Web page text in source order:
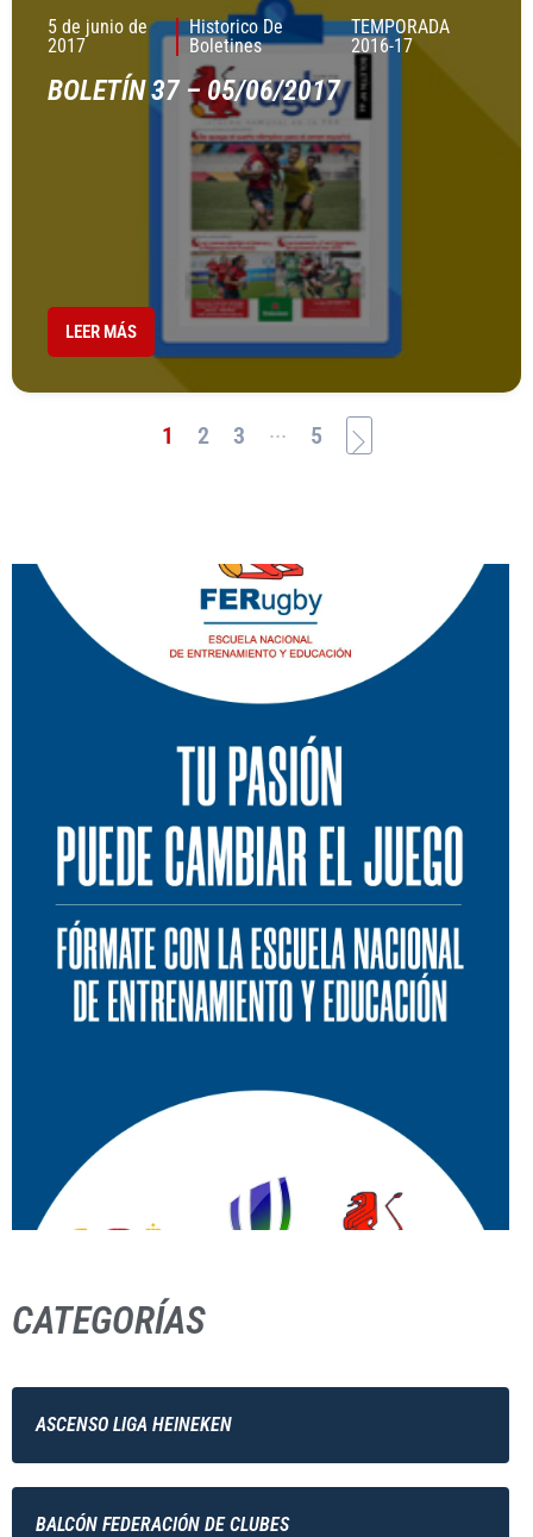
5 de junio de
2017
Historico De
Boletines
TEMPORADA
2016-17
BOLETÍN 37 – 05/06/2017
LEER MÁS
1 2 3 ... 5
CATEGORÍAS
ASCENSO LIGA HEINEKEN
BALCÓN FEDERACIÓN DE CLUBES